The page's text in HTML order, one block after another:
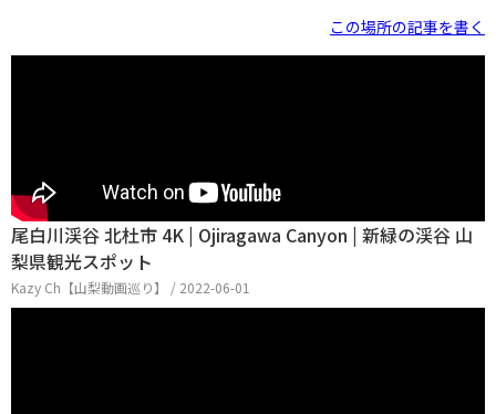
この場所の記事を書く
尾白川渓谷 北杜市 4K | Ojiragawa Canyon | 新緑の渓谷 山
梨県観光スポット
Kazy Ch【山梨動画巡り】 / 2022-06-01